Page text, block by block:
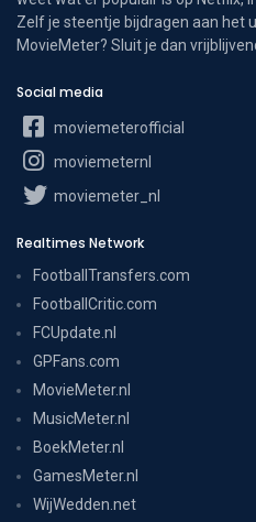
Zelf je steentje bijdragen aan het
MovieMeter? Sluit je dan
Social media
moviemeterofficial
moviemeternl
moviemeter_nl
Realtimes Network
FootballTransfers.com
FootballCritic.com
FCUpdate.nl
GPFans.com
MovieMeter.nl
MusicMeter.nl
BoekMeter.nl
GamesMeter.nl
WijWedden.net